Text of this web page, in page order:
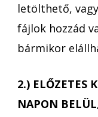
letölthető,
fájlok hozzád
bármikor
2.) ELŐZETES
NAPON